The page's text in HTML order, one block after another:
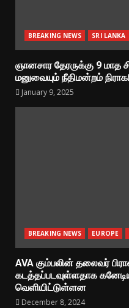
BREAKING NEWS SRI LANKA
ஞானசார தேரருக்கு 9
மனுவையும் நீதிமன்றம்
January 9, 2025
BREAKING NEWS EUROPE
AVA கும்பலின் தலைவர்
கடத்தப்படவுள்ளதாக
வெளியிட்டுள்ளன
December 8, 2024